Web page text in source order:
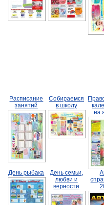
Расписание
занятий
Собираемся
в школу
на
День рыбака
День семьи,
любви и
верности